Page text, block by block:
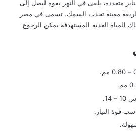
متعددة، يلقى في النهر بقوة ليصل إلى
معينة تجذب السمك. تسمى في مصر
المياه العذبة المستهدفة يمكن الرجوع